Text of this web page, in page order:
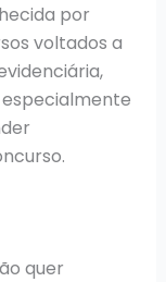
por
voltados a
quer